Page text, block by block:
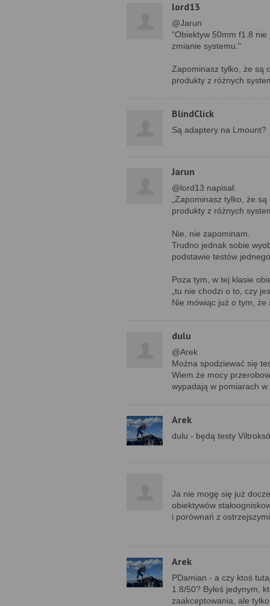
lord13
@Jarun
"Obiektyw 50mm f1.8 nie
zmianie systemu."
Zapominasz tylko, że są
produkty z różnych
BlindClick
Są adaptery na Lmount?
Jarun
@lord13 napisał:
„Zapominasz tylko, że
produkty z różnych
Nie, nie zapominam.
Trudno jednak sobie
podstawie testów
Poza tym, w tej klasie
„tu nie chodzi o to, czy
Nie mówiąc już o tym, że
dulu
@Arek
Można spodziewać się
Wiem że mocy
wypadają w pomiarach w
Arek
dulu - będą testy
Ja nie mogę się już
obiektywów
i porównań z
Arek
PDamian - a czy ktoś
1.8/50? Byłeś jedynym,
zaakceptowania, ale